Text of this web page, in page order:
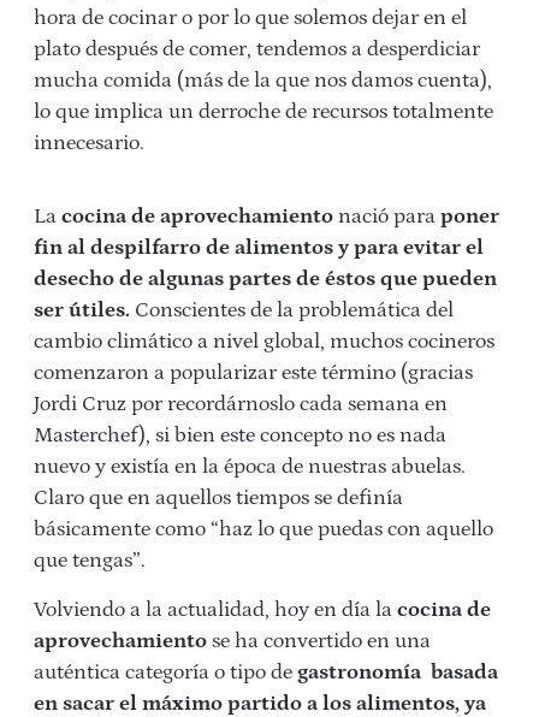
hora de cocinar o por lo que solemos dejar en el
plato después de comer, tendemos a desperdiciar
mucha comida (más de la que nos damos cuenta),
lo que implica un derroche de recursos totalmente
innecesario.
La cocina de aprovechamiento nació para poner
fin al despilfarro de alimentos y para evitar el
desecho de algunas partes de éstos que pueden
ser útiles. Conscientes de la problemática del
cambio climático a nivel global, muchos cocineros
comenzaron a popularizar este término (gracias
Jordi Cruz por recordárnoslo cada semana en
Masterchef), si bien este concepto no es nada
nuevo y existía en la época de nuestras abuelas.
Claro que en aquellos tiempos se definía
básicamente como “haz lo que puedas con aquello
que tengas”.
Volviendo a la actualidad, hoy en día la cocina de
aprovechamiento se ha convertido en una
auténtica categoría o tipo de gastronomía basada
en sacar el máximo partido a los alimentos, ya